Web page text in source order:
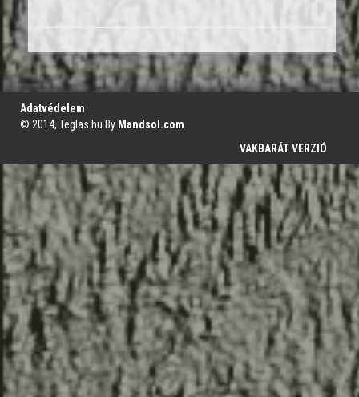
';
Adatvédelem
© 2014, Teglas.hu By Mandsol.com
VAKBARÁT VERZIÓ